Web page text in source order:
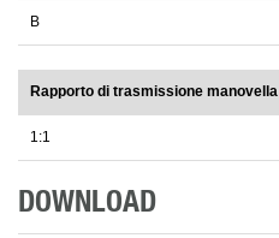
B
Rapporto di trasmissione manovella
1:1
DOWNLOAD